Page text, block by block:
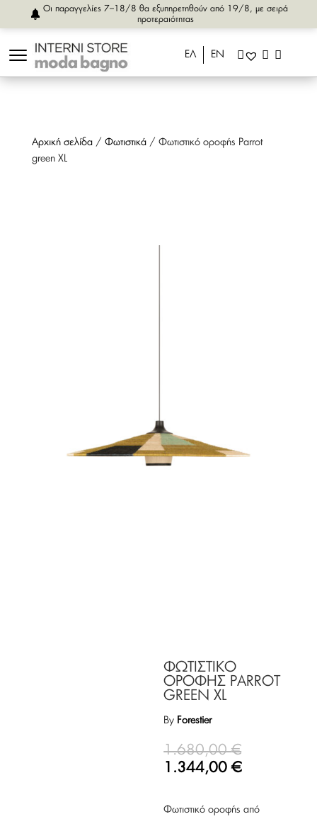
Οι παραγγελίες 7–18/8 θα εξυπηρετηθούν από 19/8, με σειρά
προτεραιότητας
ΕΛ ΕΝ
Αρχική σελίδα/ Φωτιστικά/ Φωτιστικό οροφής Parrot
green XL
ΦΩΤΙΣΤΙΚΟ
ΟΡΟΦΗΣ PARROT
GREEN XL
By Forestier
1.680,00€
1.344,00€
Φωτιστικό οροφής από